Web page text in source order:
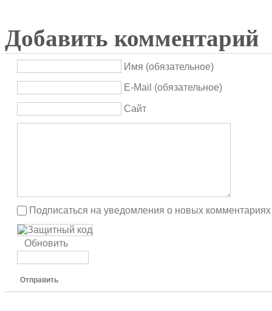
Добавить комментарий
Имя (обязательное)
E-Mail (обязательное)
Сайт
Подписаться на уведомления о новых комментариях
Обновить
Отправить